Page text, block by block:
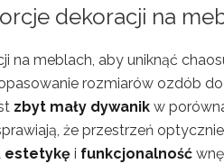
dekoracji na
na meblach, aby uniknąć
rozmiarów ozdób
zbyt mały dywanik w
że przestrzeń
estetykę i funkcjonalność